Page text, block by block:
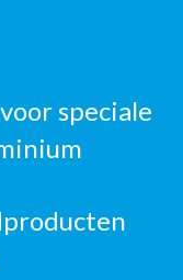
speciale